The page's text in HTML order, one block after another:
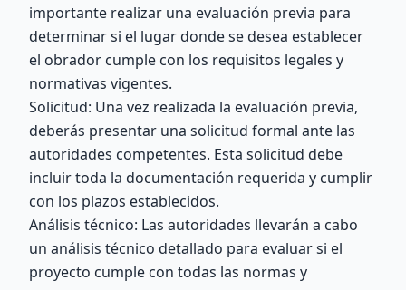
importante realizar una evaluación previa para
determinar si el lugar donde se desea establecer
el obrador cumple con los requisitos legales y
normativas vigentes.
Solicitud: Una vez realizada la evaluación previa,
deberás presentar una solicitud formal ante las
autoridades competentes. Esta solicitud debe
incluir toda la documentación requerida y cumplir
con los plazos establecidos.
Análisis técnico: Las autoridades llevarán a cabo
un análisis técnico detallado para evaluar si el
proyecto cumple con todas las normas y